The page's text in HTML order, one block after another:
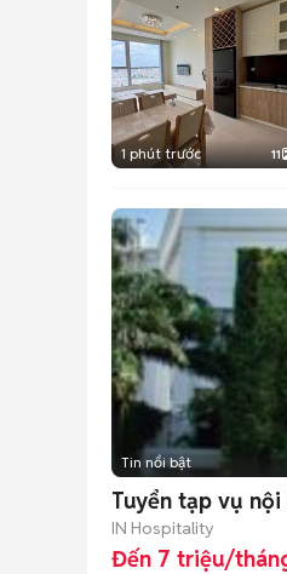
1 phút trước 11
Tin nổi bật
Tuyển tạp vụ
IN Hospitality
Đến 7 triệu/